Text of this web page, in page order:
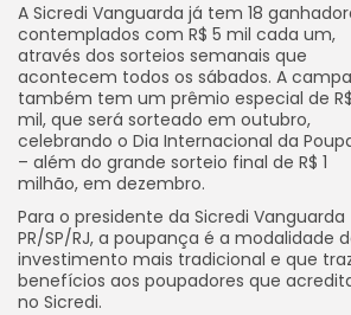
A Sicredi Vanguarda já tem 18
contemplados com R$ 5 mil cada um,
através dos sorteios semanais que
acontecem todos os sábados. A
também tem um prêmio especial de
mil, que será sorteado em outubro,
celebrando o Dia Internacional da
– além do grande sorteio final de R$ 1
milhão, em dezembro.
Para o presidente da Sicredi Vanguarda
PR/SP/RJ, a poupança é a modalidade
investimento mais tradicional e que
benefícios aos poupadores que
no Sicredi.